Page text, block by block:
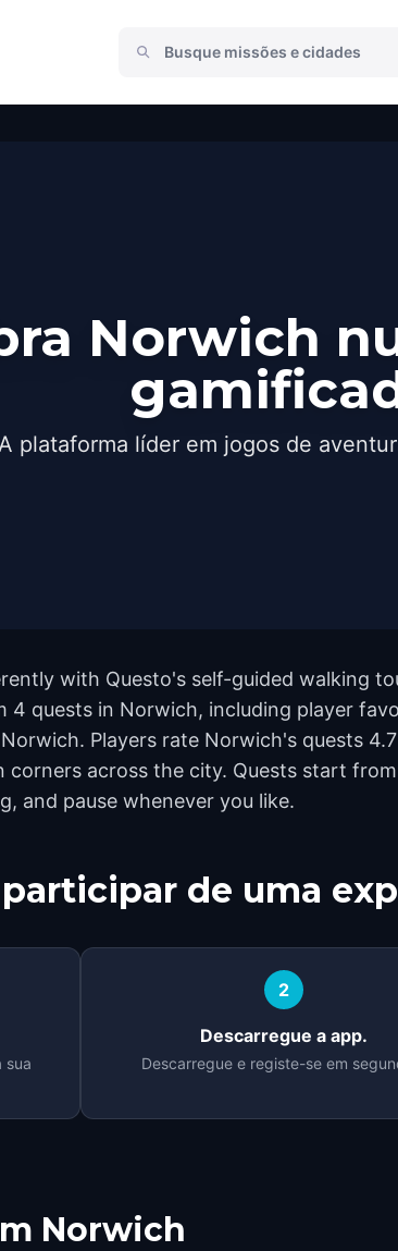
Norwich
plataforma líder em jogos de
with Questo's self-guided walking
4 quests in Norwich, including player
Players rate Norwich's quests
corners across the city. Quests start
and pause whenever you like.
de uma
sua
2
Descarregue a app.
Descarregue e registe-se em
Norwich